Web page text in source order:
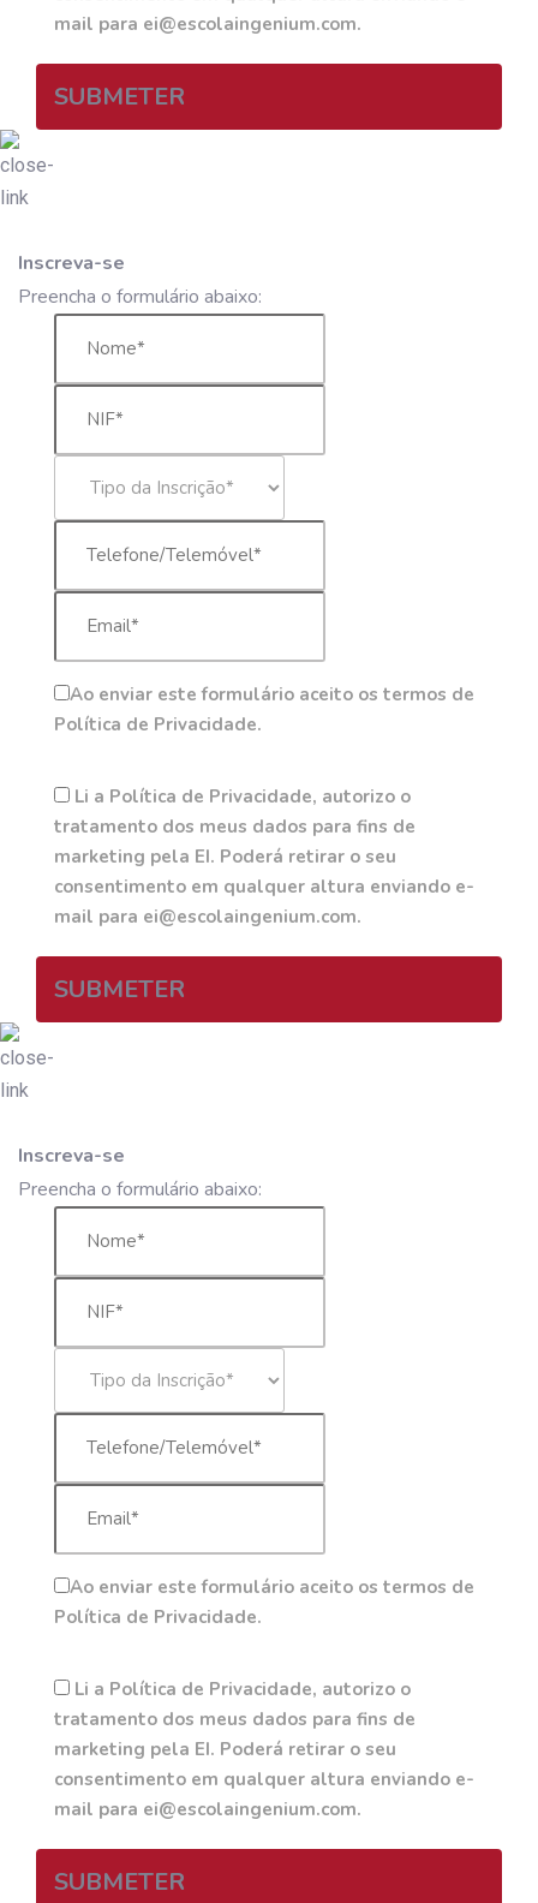
mail para ei@escolaingenium.com.
SUBMETER
Inscreva-se
Preencha o formulário abaixo:
Ao enviar este formulário aceito os termos de
Política de Privacidade.
Li a Política de Privacidade, autorizo o
tratamento dos meus dados para fins de
marketing pela EI. Poderá retirar o seu
consentimento em qualquer altura enviando e-
mail para ei@escolaingenium.com.
SUBMETER
Inscreva-se
Preencha o formulário abaixo:
Ao enviar este formulário aceito os termos de
Política de Privacidade.
Li a Política de Privacidade, autorizo o
tratamento dos meus dados para fins de
marketing pela EI. Poderá retirar o seu
consentimento em qualquer altura enviando e-
mail para ei@escolaingenium.com.
SUBMETER